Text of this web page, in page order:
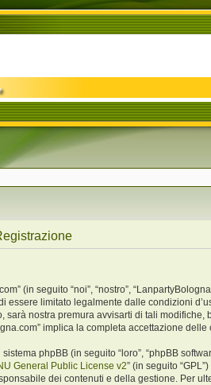
(in seguito “noi”, “nostro”,
essere limitato legalmente dalle condizioni
sarà nostra premura avvisarti di tali
implica la completa accettazione delle
phpBB (in seguito “loro”, “phpBB
General Public License v2” (in seguito
dei contenuti e della gestione. Per